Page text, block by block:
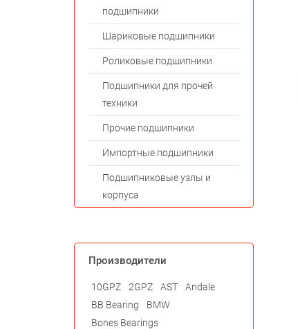
подшипники
Шариковые подшипники
Роликовые подшипники
Подшипники для прочей
техники
Прочие подшипники
Импортные подшипники
Подшипниковые узлы и
корпуса
Производители
10GPZ 2GPZ AST
Andale
BB Bearing
BMW
Bones Bearings